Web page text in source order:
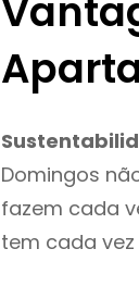
Domingos
fazem cada
tem cada